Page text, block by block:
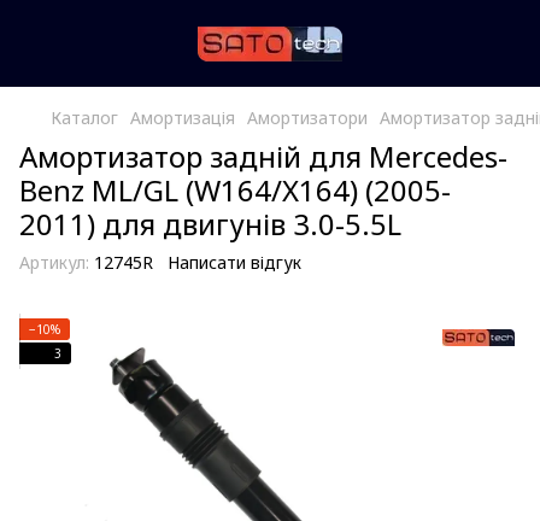
Каталог Амортизація Амортизатори Амортизатор
Амортизатор задній для Mercedes-
Benz ML/GL (W164/X164) (2005-
2011) для двигунів 3.0-5.5L
Артикул: 12745R Написати відгук
−10%
3